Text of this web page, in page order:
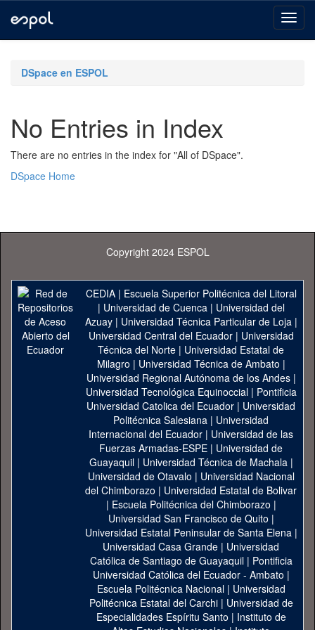
navigationDSpace en ESPOL
No Entries in Index
There are no entries in the index for "All of DSpace".
DSpace Home
Copyright 2024 ESPOL
CEDIA| Escuela Superior Politécnica del Litoral
| Universidad de Cuenca| Universidad del
Azuay| Universidad Técnica Particular de Loja|
Universidad Central del Ecuador| Universidad
Técnica del Norte | Universidad Estatal de
Milagro | Universidad Técnica de Ambato |
Universidad Regional Autónoma de los Andes|
Universidad Tecnológica Equinoccial| Pontificia
Universidad Catolica del Ecuador | Universidad
Politécnica Salesiana | Universidad
Internacional del Ecuador | Universidad de las
Fuerzas Armadas-ESPE | Universidad de
Guayaquil| Universidad Técnica de Machala|
Universidad de Otavalo | Universidad Nacional
del Chimborazo | Universidad Estatal de Bolivar
| Escuela Politécnica del Chimborazo |
Universidad San Francisco de Quito |
Universidad Estatal Peninsular de Santa Elena|
Universidad Casa Grande | Universidad
Católica de Santiago de Guayaquil| Pontificia
Universidad Católica del Ecuador - Ambato |
Escuela Politécnica Nacional| Universidad
Politécnica Estatal del Carchi| Universidad de
Especialidades Espíritu Santo | Instituto de